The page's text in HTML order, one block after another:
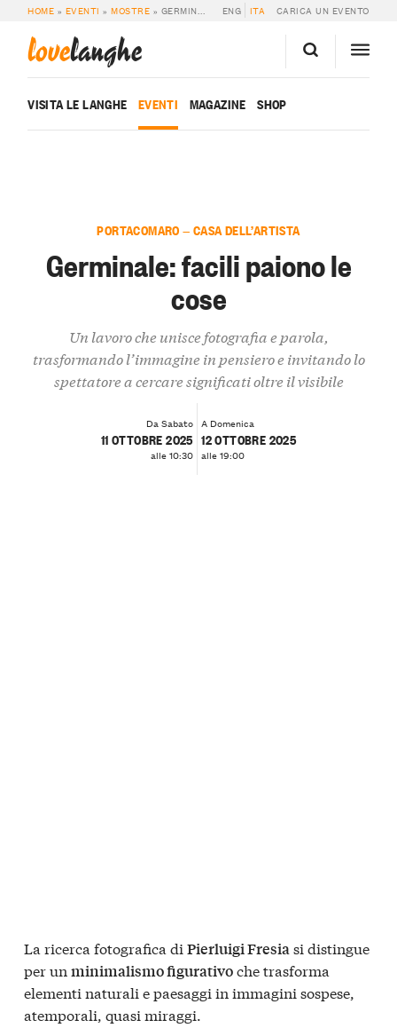
HOME » EVENTI »MOSTRE » GERMINALE: FACILI PAIONO LE COSE ENG ITA CARICA UN EVENTO
lovelanghe
VISITA LE LANGHE EVENTI MAGAZINE SHOP
PORTACOMARO — CASA DELL’ARTISTA
Germinale: facili paiono le
cose
Un lavoro che unisce fotografia e parola,
trasformando l’immagine in pensiero e invitando lo
spettatore a cercare significati oltre il visibile
Da Sabato
11 OTTOBRE 2025
alle 10:30
A Domenica
12 OTTOBRE 2025
alle 19:00
La ricerca fotografica di Pierluigi Fresiasi distingue
per un minimalismo figurativoche trasforma
elementi naturali e paesaggi in immagini sospese,
atemporali, quasi miraggi.